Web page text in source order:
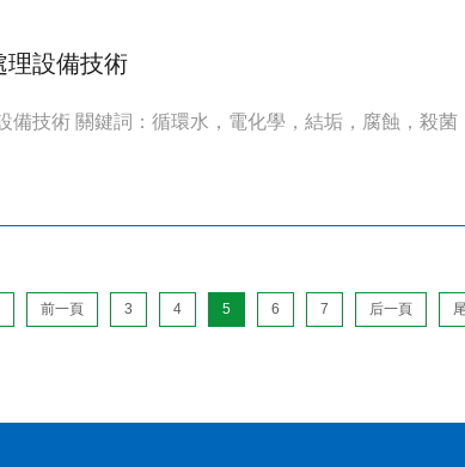
理設備技術
備技術 關鍵詞：循環水，電化學，結垢，腐蝕，殺菌
前一頁 3 4 5 6 7 后一頁